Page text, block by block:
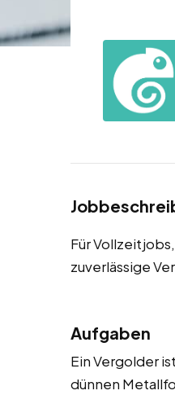
Für
zuverlässige
Aufgaben
Ein Vergolder
dünnen